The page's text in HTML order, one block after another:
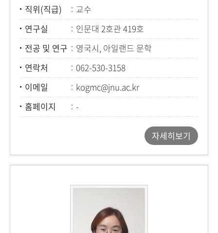
직위(직급)
교수
연구실
인문대 2호관 419호
전공 및 연구
영국시, 아일랜드 문학
연락처
062-530-3158
이메일
kogmc@jnu.ac.kr
홈페이지
-
자세히보기